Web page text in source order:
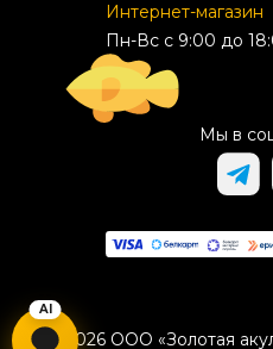
Интернет-магазин
Пн-Вс с 9:00 до
Мы в
© 2026 ООО «Золотая